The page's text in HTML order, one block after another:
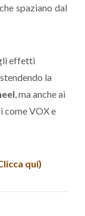
spaziano dal
effetti
la
, ma anche ai
come VOX e
qui)